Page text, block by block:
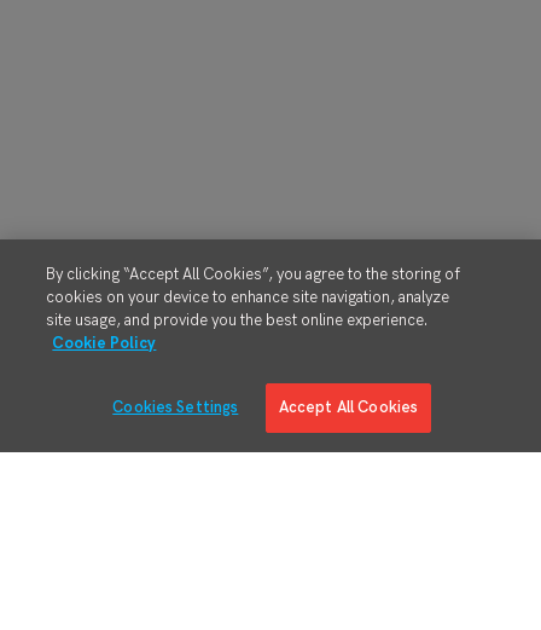
By clicking “Accept All Cookies”, you agree to the storing of
cookies on your device to enhance site navigation, analyze
site usage, and provide you the best online experience.
Cookie Policy
Cookies Settings Accept All Cookies